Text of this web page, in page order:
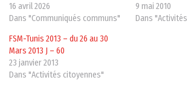
16 avril 2026
Dans "Communiqués communs"
9 mai 2010
Dans
FSM-Tunis 2013 – du 26 au 30
Mars 2013 J – 60
23 janvier 2013
Dans "Activités citoyennes"